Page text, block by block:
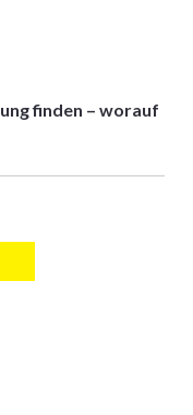
finden – worauf